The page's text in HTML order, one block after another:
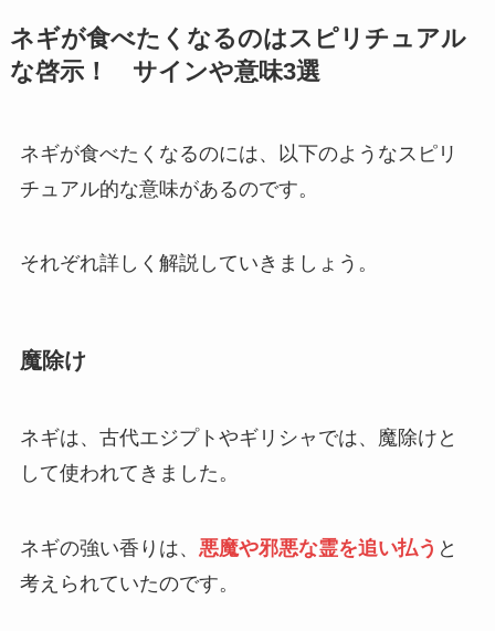
ネギが食べたくなるのはスピリチュアル
な啓示！ サインや意味3選
ネギが食べたくなるのには、以下のようなスピリ
チュアル的な意味があるのです。
それぞれ詳しく解説していきましょう。
魔除け
ネギは、古代エジプトやギリシャでは、魔除けと
して使われてきました。
ネギの強い香りは、 悪魔や邪悪な霊を追い払う と
考えられていたのです。